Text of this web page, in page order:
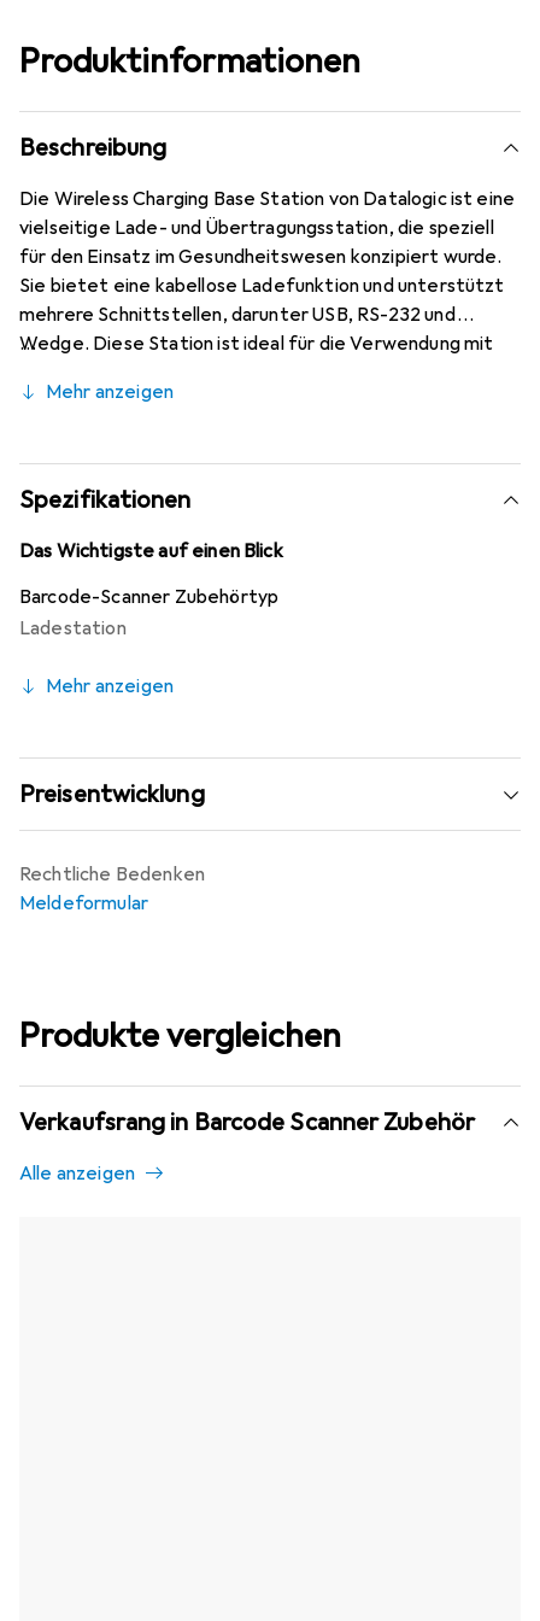
Produktinformationen
Beschreibung
Die Wireless Charging Base Station von Datalogic ist eine
vielseitige Lade- und Übertragungsstation, die speziell
für den Einsatz im Gesundheitswesen konzipiert wurde.
Sie bietet eine kabellose Ladefunktion und unterstützt
mehrere Schnittstellen, darunter USB, RS-232 und
Wedge. Diese Station ist ideal für die Verwendung mit
effiziente und zuverlässige Datenübertragung. Die
machen sie zu einer praktischen Lösung für verschiedene
Anwendungen im Gesundheitssektor. Bitte beachten Sie,
dass das Schnittstellenkabel separat bestellt werden
muss, da es nicht im Lieferumfang enthalten ist. Die
Wahl für alle, die eine flexible und leistungsstarke Lade-
und Übertragungsstation benötigen.
Mehr anzeigen
Spezifikationen
Das Wichtigste auf einen Blick
Barcode-Scanner Zubehörtyp
Ladestation
Mehr anzeigen
Preisentwicklung
Rechtliche Bedenken
Meldeformular
Produkte vergleichen
Verkaufsrang in Barcode Scanner Zubehör
Alle anzeigen